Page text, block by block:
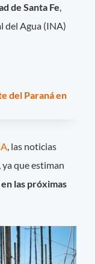
de Santa Fe
del Agua (INA)
del Paraná en
, las noticias
que estiman
las próximas